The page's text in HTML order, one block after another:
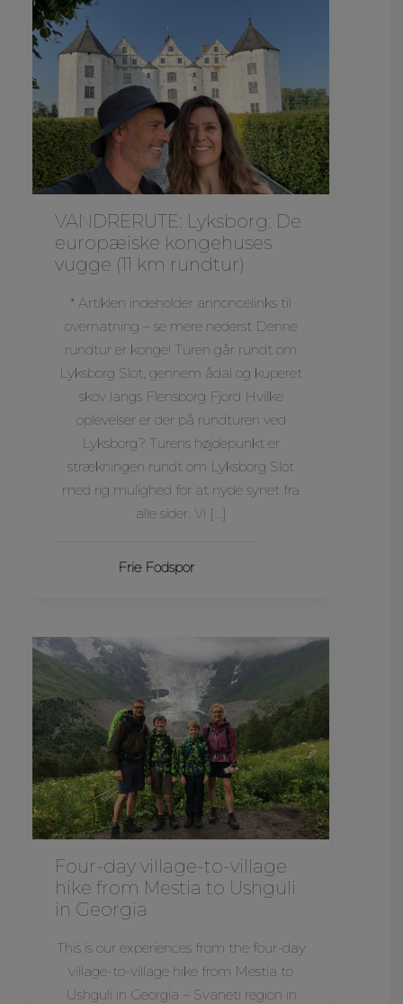
VANDRERUTE: Lyksborg: De
europæiske kongehuses
vugge (11 km rundtur)
* Artiklen indeholder annoncelinks til
overnatning – se mere nederst Denne
rundtur er konge! Turen går rundt om
Lyksborg Slot, gennem ådal og kuperet
skov langs Flensborg Fjord Hvilke
oplevelser er der på rundturen ved
Lyksborg? Turens højdepunkt er
strækningen rundt om Lyksborg Slot
med rig mulighed for at nyde synet fra
alle sider. Vi […]
Frie Fodspor
Four-day village-to-village
hike from Mestia to Ushguli
in Georgia
This is our experiences from the four-day
village-to-village hike from Mestia to
Ushguli in Georgia – Svaneti region in